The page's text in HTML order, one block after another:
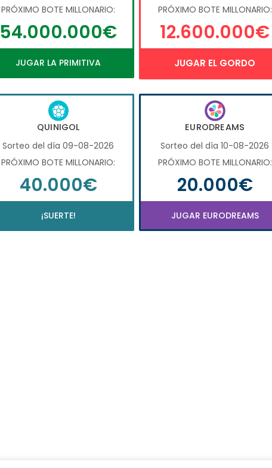
PRÓXIMO BOTE MILLONARIO:
54.000.000€
JUGAR LA PRIMITIVA
PRÓXIMO BOTE MILLONARIO:
12.600.000€
JUGAR EL GORDO
QUINIGOL
Sorteo del día 09-08-2026
PRÓXIMO BOTE MILLONARIO:
40.000€
¡SUERTE!
EURODREAMS
Sorteo del día 10-08-2026
PRÓXIMO BOTE MILLONARIO:
20.000€
JUGAR EURODREAMS